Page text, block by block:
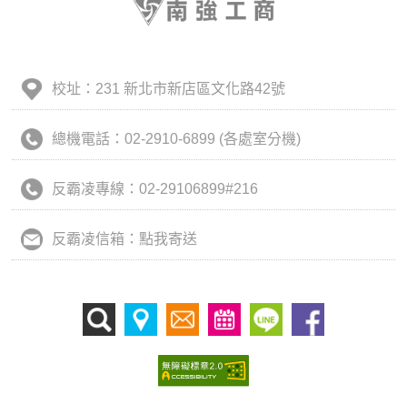
校址：231 新北市新店區文化路42號
總機電話：02-2910-6899 (各處室分機)
反霸凌專線：02-29106899#216
反霸凌信箱：點我寄送